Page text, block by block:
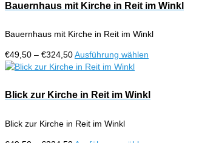
Bauernhaus mit Kirche in Reit im Winkl
Bauernhaus mit Kirche in Reit im Winkl
€49,50 – €324,50Preisspanne:
€49,50
€324,50
Ausführung wählen
mehrere
Varianten
Blick zur Kirche in Reit im Winkl
Blick zur Kirche in Reit im Winkl